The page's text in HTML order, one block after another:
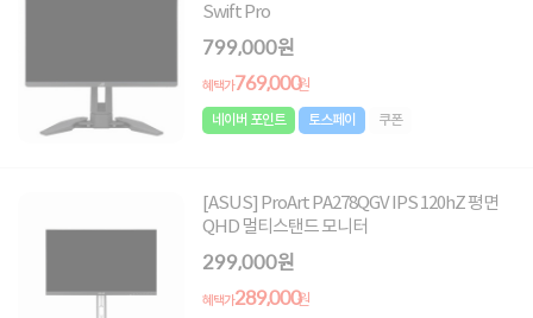
Swift Pro
799,000원
혜택가769,000원
네이버 포인트 토스페이 쿠폰
[ASUS] ProArt PA278QGV IPS 120hZ 평면
QHD 멀티스탠드 모니터
299,000원
혜택가289,000원